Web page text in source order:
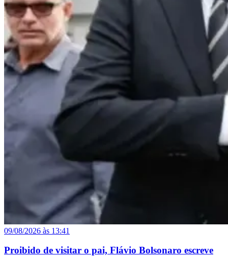
09/08/2026 às 13:41
Proibido de visitar o pai, Flávio Bolsonaro escreve